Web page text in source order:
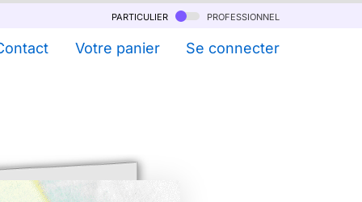
particulier professionnel
Votre panier Se connecter